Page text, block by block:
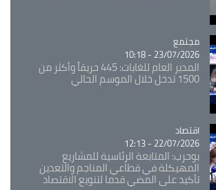
Catégorie
مجتمع
23/07/2026 - 10:18
المدير العام للغابات: 445 حريقاً وأكثر من
1500 تدخل خلال الموسم الحالي
Catégorie
اقتصاد
22/07/2026 - 12:13
بوحرب: المتابعة الرئاسية للمشاريع
المهيكلة في قطاعي المناجم والتعدين
تأكيد على المضي قدما لتنويع الاقتصاد